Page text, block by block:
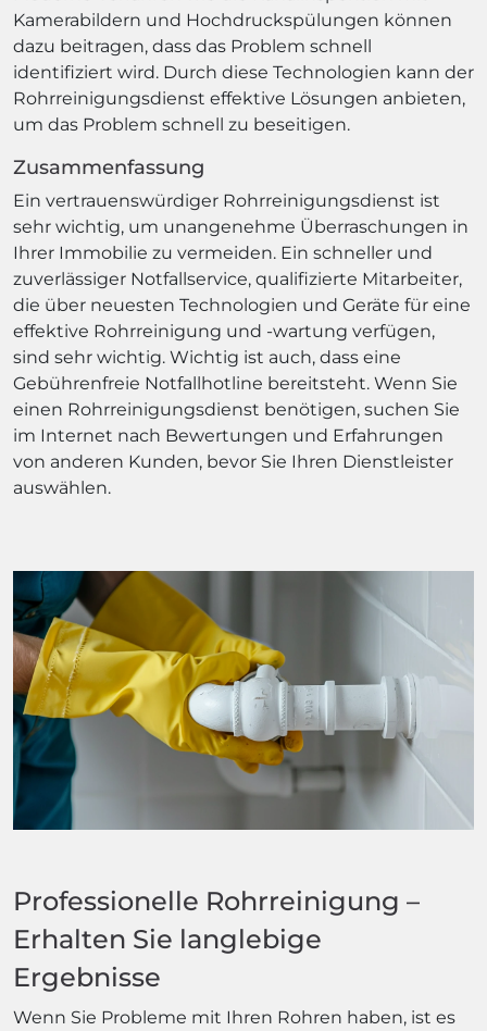
Kamerabildern und Hochdruckspülungen können
dazu beitragen, dass das Problem schnell
identifiziert wird. Durch diese Technologien kann der
Rohrreinigungsdienst effektive Lösungen anbieten,
um das Problem schnell zu beseitigen.
Zusammenfassung
Ein vertrauenswürdiger Rohrreinigungsdienst ist
sehr wichtig, um unangenehme Überraschungen in
Ihrer Immobilie zu vermeiden. Ein schneller und
zuverlässiger Notfallservice, qualifizierte Mitarbeiter,
die über neuesten Technologien und Geräte für eine
effektive Rohrreinigung und -wartung verfügen,
sind sehr wichtig. Wichtig ist auch, dass eine
Gebührenfreie Notfallhotline bereitsteht. Wenn Sie
einen Rohrreinigungsdienst benötigen, suchen Sie
im Internet nach Bewertungen und Erfahrungen
von anderen Kunden, bevor Sie Ihren Dienstleister
auswählen.
Professionelle Rohrreinigung –
Erhalten Sie langlebige
Ergebnisse
Wenn Sie Probleme mit Ihren Rohren haben, ist es